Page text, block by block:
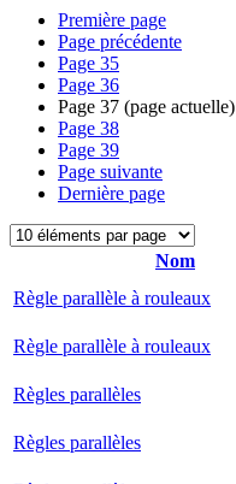
Première page
Page précédente
Page 35
Page 36
Page 37 (page actuelle)
Page 38
Page 39
Page suivante
Dernière page
Nom
Règle parallèle à rouleaux
Règle parallèle à rouleaux
Règles parallèles
Règles parallèles